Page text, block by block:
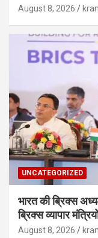
August 8, 2026
UNCATEGORIZED
भारत की ब्रिक्‍स
ब्रिक्‍स व्यापार
August 8, 2026